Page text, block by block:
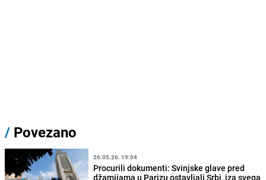
/ Povezano
26.05.26. 19:04
Procurili dokumenti: Svinjske glave pred
džamijama u Parizu ostavljali Srbi, iza svega